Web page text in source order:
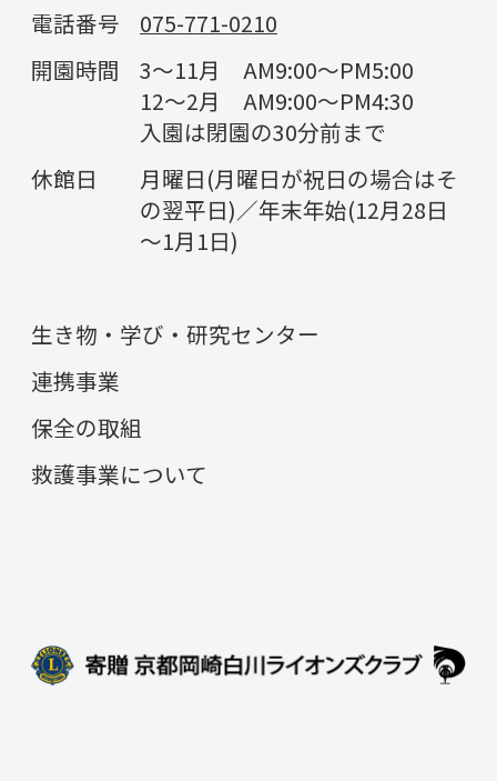
電話番号
075-771-0210
開園時間
3～11月 AM9:00～PM5:00
12～2月 AM9:00～PM4:30
入園は閉園の30分前まで
休館日
月曜日(月曜日が祝日の場合はそ
の翌平日)／年末年始(12月28日
～1月1日)
生き物・学び・研究センター
連携事業
保全の取組
救護事業について